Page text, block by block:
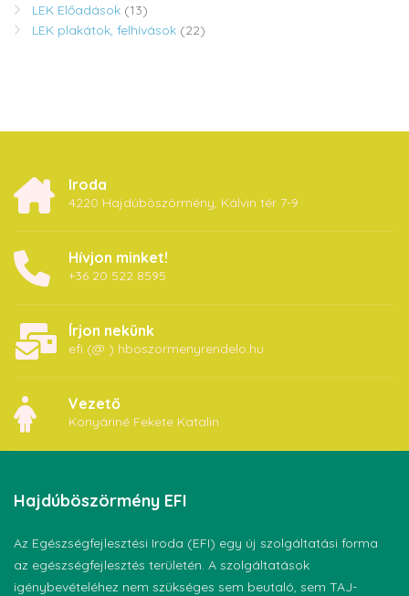
LEK Előadások (13)
LEK plakátok, felhívások (22)
Iroda
4220 Hajdúböszörmény, Kálvin tér 7-9
Hívjon minket!
+36 20 522 8595
Írjon nekünk
efi (@ ) hboszormenyrendelo.hu
Vezető
Konyáriné Fekete Katalin
Hajdúböszörmény EFI
Az Egészségfejlesztési Iroda (EFI) egy új szolgáltatási forma
az egészségfejlesztés területén. A szolgáltatások
igénybevételéhez nem szükséges sem beutaló, sem TAJ-